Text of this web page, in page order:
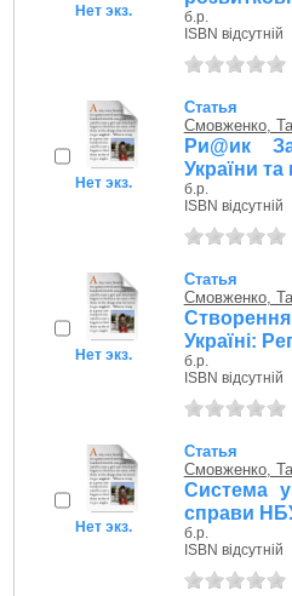
Нет экз.
б.р.
ISBN відсутній
Нет экз.
Статья
Смовженко,
Ри@ик
України та
б.р.
ISBN відсутній
Нет экз.
Статья
Смовженко,
Україні:
б.р.
ISBN відсутній
Нет экз.
Статья
Смовженко,
Система
справи
б.р.
ISBN відсутній